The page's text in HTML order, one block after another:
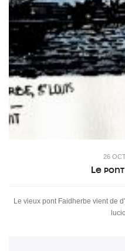
26
Le
Le vieux pont Faidherbe vient de